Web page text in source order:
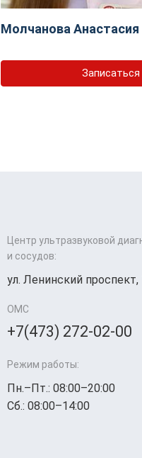
Молчанова Анастасия
Записаться
Центр ультразвуковой
и сосудов:
ул. Ленинский проспект,
ОМС
+7(473) 272-02-00
Режим работы:
Пн.–Пт.: 08:00–20:00
Сб.: 08:00–14:00